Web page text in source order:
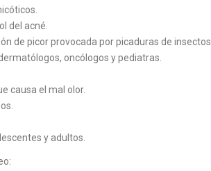
del acné.
de picor provocada por picaduras de insectos.
oncólogos y pediatras.
causa el mal olor.
y adultos.